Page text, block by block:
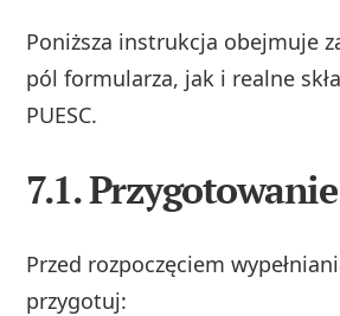
Poniższa instrukcja obejmuje
pól formularza, jak i realne
PUESC.
7.1.
Przed rozpoczęciem
przygotuj: